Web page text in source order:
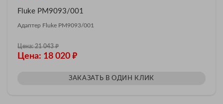
Fluke PM9093/001
Адаптер Fluke PM9093/001
Цена: 21 043₽
Цена: 18 020 ₽
ЗАКАЗАТЬ В ОДИН КЛИК